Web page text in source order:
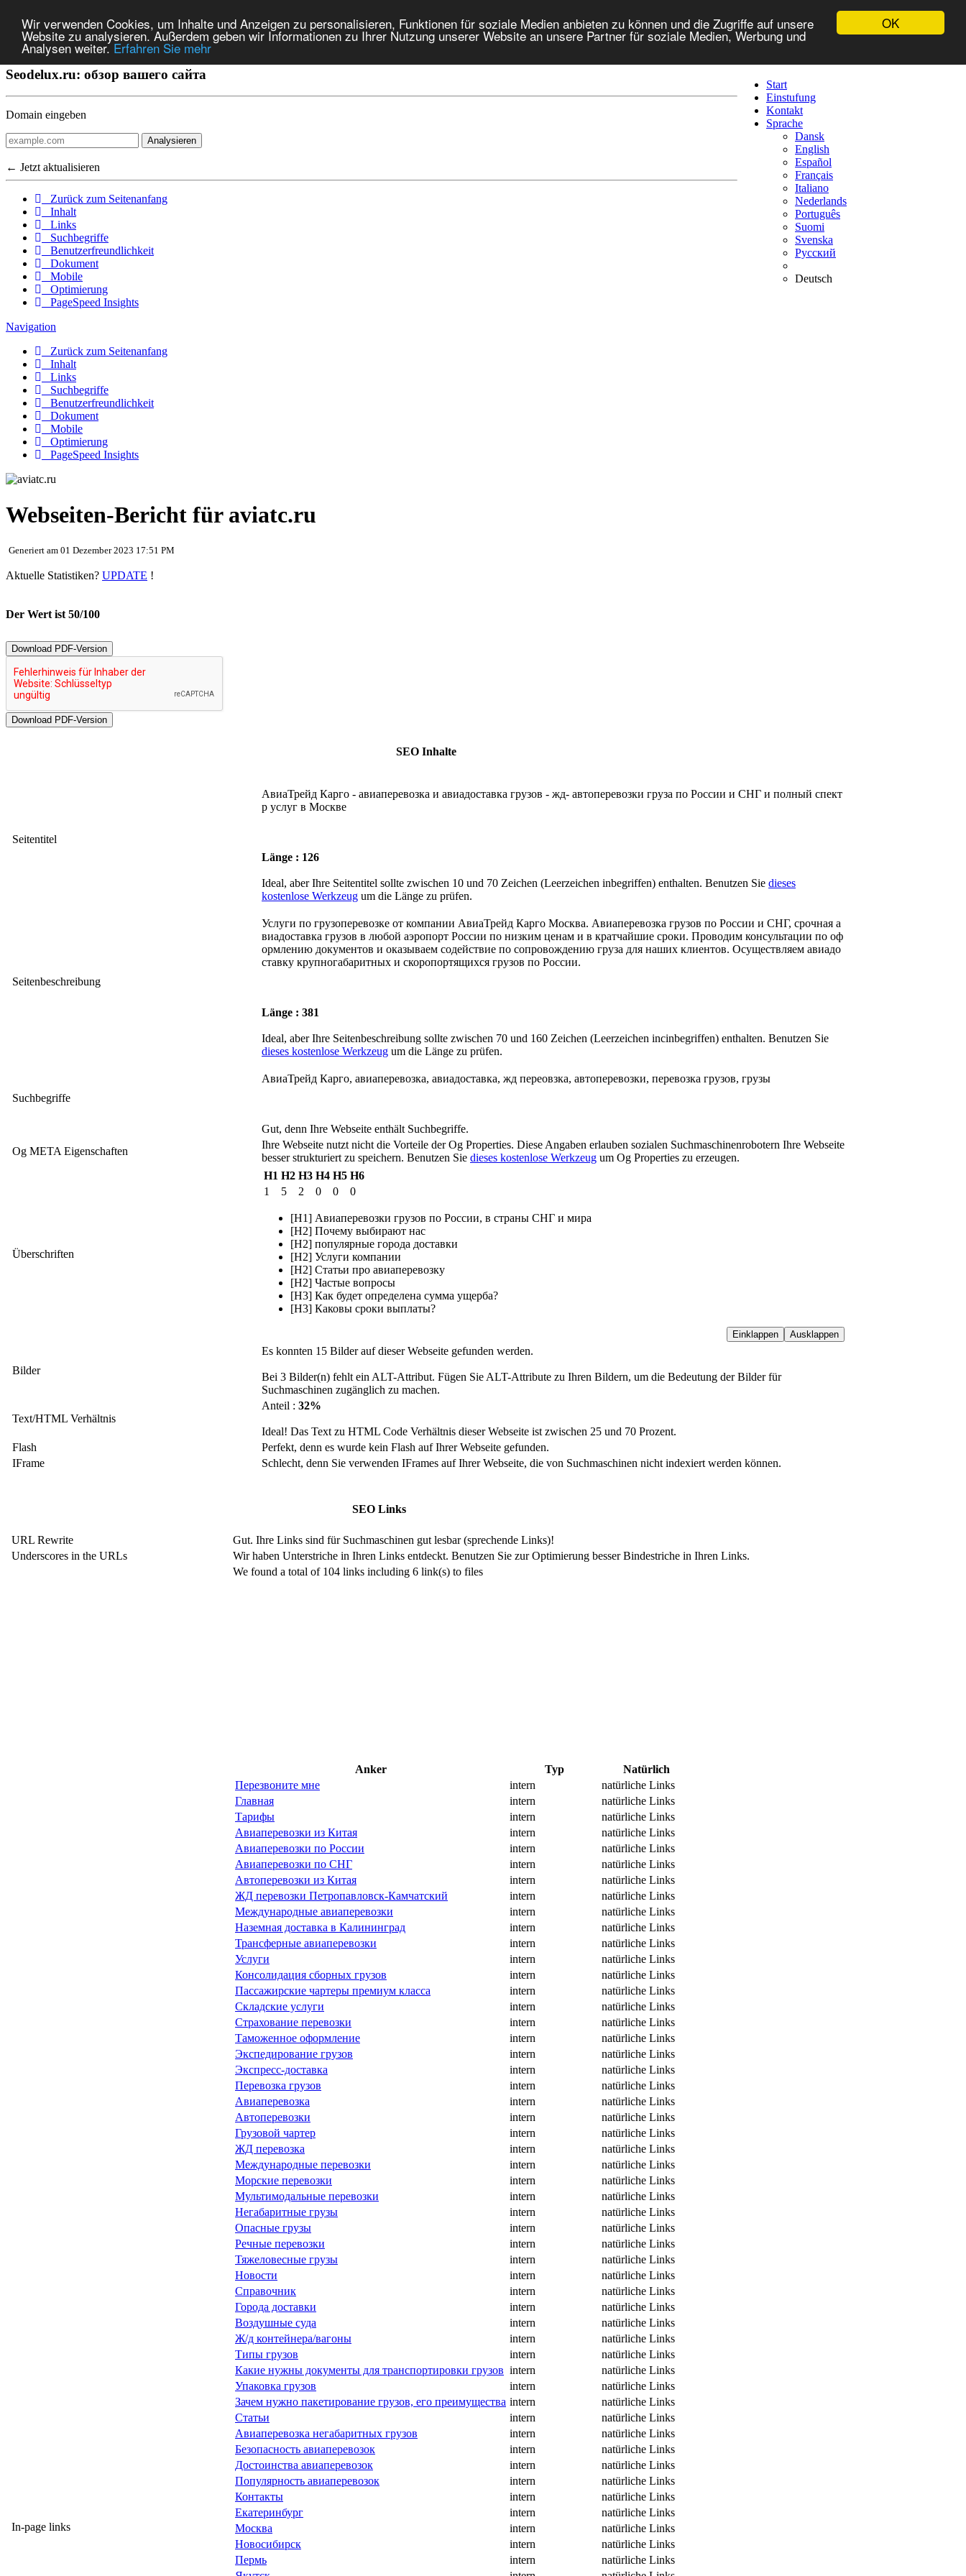
OK
Wir verwenden Cookies, um Inhalte und Anzeigen zu personalisieren, Funktionen für soziale Medien anbieten zu können und die Zugriffe auf unsere
Website zu analysieren. Außerdem geben wir Informationen zu Ihrer Nutzung unserer Website an unsere Partner für soziale Medien, Werbung und
Analysen weiter. Erfahren Sie mehr
Start
Einstufung
Kontakt
Sprache
Dansk
English
Español
Français
Italiano
Nederlands
Português
Suomi
Svenska
Русский
Deutsch
Seodelux.ru: обзор вашего сайта
Domain eingeben
Analysieren
← Jetzt aktualisieren
Zurück zum Seitenanfang
Inhalt
Links
Suchbegriffe
Benutzerfreundlichkeit
Dokument
Mobile
Optimierung
PageSpeed Insights
Navigation
Zurück zum Seitenanfang
Inhalt
Links
Suchbegriffe
Benutzerfreundlichkeit
Dokument
Mobile
Optimierung
PageSpeed Insights
Webseiten-Bericht für aviatc.ru
Generiert am 01 Dezember 2023 17:51 PM
Aktuelle Statistiken? UPDATE !
Der Wert ist 50/100
Download PDF-Version
SEO Inhalte
Seitentitel
АвиаТрейд Карго - авиаперевозка и авиадоставка грузов - жд- автоперевозки груза по России и СНГ и полный спект
р услуг в Москве
Länge : 126
Ideal, aber Ihre Seitentitel sollte zwischen 10 und 70 Zeichen (Leerzeichen inbegriffen) enthalten. Benutzen Sie dieses
kostenlose Werkzeug um die Länge zu prüfen.
Seitenbeschreibung
Услуги по грузоперевозке от компании АвиаТрейд Карго Москва. Авиаперевозка грузов по России и СНГ, срочная а
виадоставка грузов в любой аэропорт России по низким ценам и в кратчайшие сроки. Проводим консультации по оф
ормлению документов и оказываем содействие по сопровождению груза для наших клиентов. Осуществляем авиадо
ставку крупногабаритных и скоропортящихся грузов по России.
Länge : 381
Ideal, aber Ihre Seitenbeschreibung sollte zwischen 70 und 160 Zeichen (Leerzeichen incinbegriffen) enthalten. Benutzen Sie
dieses kostenlose Werkzeug um die Länge zu prüfen.
Suchbegriffe
АвиаТрейд Карго, авиаперевозка, авиадоставка, жд переовзка, автоперевозки, перевозка грузов, грузы
Gut, denn Ihre Webseite enthält Suchbegriffe.
Og META Eigenschaften
Ihre Webseite nutzt nicht die Vorteile der Og Properties. Diese Angaben erlauben sozialen Suchmaschinenrobotern Ihre Webseite
besser strukturiert zu speichern. Benutzen Sie dieses kostenlose Werkzeug um Og Properties zu erzeugen.
Überschriften
H1 H2 H3 H4 H5 H6
1
5 2 0 0 0
[H1] Авиаперевозки грузов по России, в страны СНГ и мира
[H2] Почему выбирают нас
[H2] популярные города доставки
[H2] Услуги компании
[H2] Статьи про авиаперевозку
[H2] Частые вопросы
[H3] Как будет определена сумма ущерба?
[H3] Каковы сроки выплаты?
Ausklappen
Einklappen
Bilder
Es konnten 15 Bilder auf dieser Webseite gefunden werden.
Bei 3 Bilder(n) fehlt ein ALT-Attribut. Fügen Sie ALT-Attribute zu Ihren Bildern, um die Bedeutung der Bilder für
Suchmaschinen zugänglich zu machen.
Text/HTML Verhältnis
Anteil : 32%
Ideal! Das Text zu HTML Code Verhältnis dieser Webseite ist zwischen 25 und 70 Prozent.
Flash
Perfekt, denn es wurde kein Flash auf Ihrer Webseite gefunden.
IFrame
Schlecht, denn Sie verwenden IFrames auf Ihrer Webseite, die von Suchmaschinen nicht indexiert werden können.
SEO Links
URL Rewrite
Gut. Ihre Links sind für Suchmaschinen gut lesbar (sprechende Links)!
Underscores in the URLs
Wir haben Unterstriche in Ihren Links entdeckt. Benutzen Sie zur Optimierung besser Bindestriche in Ihren Links.
In-page links
We found a total of 104 links including 6 link(s) to files
Anker Typ
Natürlich
Перезвоните мне
intern
natürliche Links
Главная
intern
natürliche Links
Тарифы
intern
natürliche Links
Авиаперевозки из Китая
intern
natürliche Links
Авиаперевозки по России
intern
natürliche Links
Авиаперевозки по СНГ
intern
natürliche Links
Автоперевозки из Китая
intern
natürliche Links
ЖД перевозки Петропавловск-Камчатский
intern
natürliche Links
Международные авиаперевозки
intern
natürliche Links
Наземная доставка в Калининград
intern
natürliche Links
Трансферные авиаперевозки
intern
natürliche Links
Услуги
intern
natürliche Links
Консолидация сборных грузов
intern
natürliche Links
Пассажирские чартеры премиум класса
intern
natürliche Links
Складские услуги
intern
natürliche Links
Страхование перевозки
intern
natürliche Links
Таможенное оформление
intern
natürliche Links
Экспедирование грузов
intern
natürliche Links
Экспресс-доставка
intern
natürliche Links
Перевозка грузов
intern
natürliche Links
Авиаперевозка
intern
natürliche Links
Автоперевозки
intern
natürliche Links
Грузовой чартер
intern
natürliche Links
ЖД перевозка
intern
natürliche Links
Международные перевозки
intern
natürliche Links
Морские перевозки
intern
natürliche Links
Мультимодальные перевозки
intern
natürliche Links
Негабаритные грузы
intern
natürliche Links
Опасные грузы
intern
natürliche Links
Речные перевозки
intern
natürliche Links
Тяжеловесные грузы
intern
natürliche Links
Новости
intern
natürliche Links
Справочник
intern
natürliche Links
Города доставки
intern
natürliche Links
Воздушные суда
intern
natürliche Links
Ж/д контейнера/вагоны
intern
natürliche Links
Типы грузов
intern
natürliche Links
Какие нужны документы для транспортировки грузов intern
natürliche Links
Упаковка грузов
intern
natürliche Links
Зачем нужно пакетирование грузов, его преимущества intern
natürliche Links
Статьи
intern
natürliche Links
Авиаперевозка негабаритных грузов
intern
natürliche Links
Безопасность авиаперевозок
intern
natürliche Links
Достоинства авиаперевозок
intern
natürliche Links
Популярность авиаперевозок
intern
natürliche Links
Контакты
intern
natürliche Links
Екатеринбург
intern
natürliche Links
Москва
intern
natürliche Links
Новосибирск
intern
natürliche Links
Пермь
intern
natürliche Links